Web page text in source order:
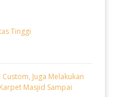
Tinggi
Juga Melakukan
Masjid Sampai